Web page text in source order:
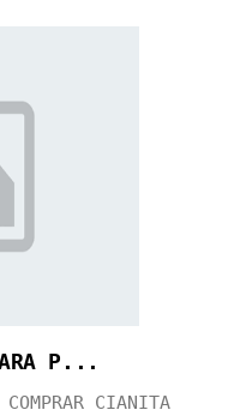
P...
CIANITA